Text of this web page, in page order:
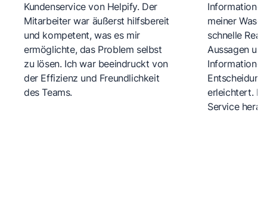
Kundenservice von Helpify. Der
Mitarbeiter war äußerst hilfsbereit
und kompetent, was es mir
ermöglichte, das Problem selbst
zu lösen. Ich war beeindruckt von
der Effizienz und Freundlichkeit
des Teams.
meiner
schnelle
Aussagen
erleichtert.
Service